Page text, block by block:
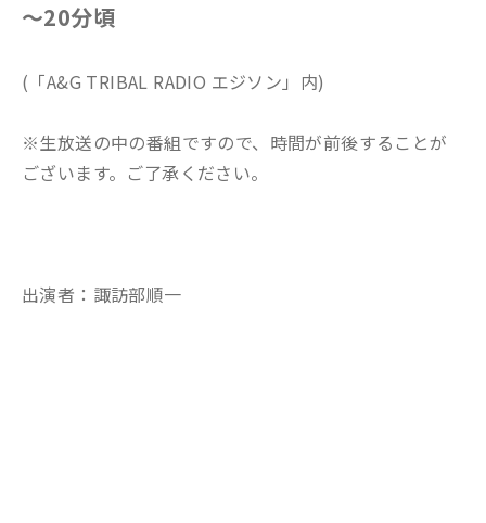
～20分頃
(「A&G TRIBAL RADIO エジソン」内)
※生放送の中の番組ですので、時間が前後することが
ございます。ご了承ください。
出演者：諏訪部順一